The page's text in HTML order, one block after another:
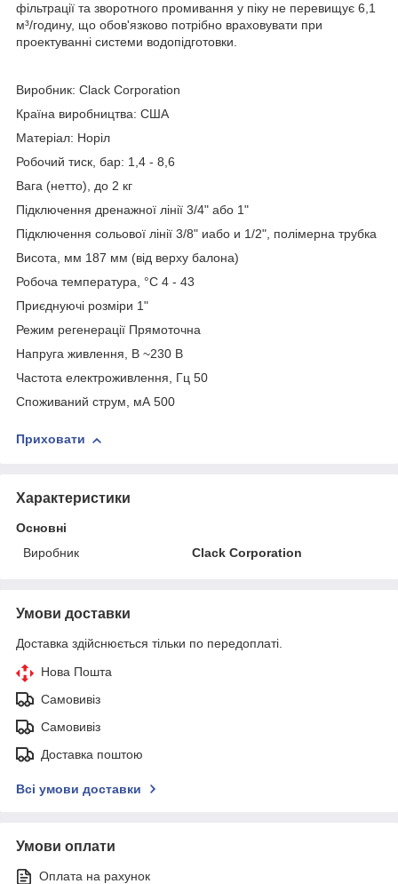
фільтрації та зворотного промивання у піку не перевищує 6,1
м³/годину, що обов'язково потрібно враховувати при
проектуванні системи водопідготовки.
Виробник: Clack Corporation
Країна виробництва: США
Матеріал: Норіл
Робочий тиск, бар: 1,4 - 8,6
Вага (нетто), до 2 кг
Підключення дренажної лінії 3/4" або 1"
Підключення сольової лінії 3/8" иабо и 1/2", полімерна трубка
Висота, мм 187 мм (від верху балона)
Робоча температура, °С 4 - 43
Приєднуючі розміри 1"
Режим регенерації Прямоточна
Напруга живлення, В ~230 В
Частота електроживлення, Гц 50
Споживаний струм, мА 500
Приховати
Характеристики
Основні
Виробник
Clack Corporation
Умови доставки
Доставка здійснюється тільки по передоплаті.
Нова Пошта
Самовивіз
Самовивіз
Доставка поштою
Всі умови доставки
Умови оплати
Оплата на рахунок